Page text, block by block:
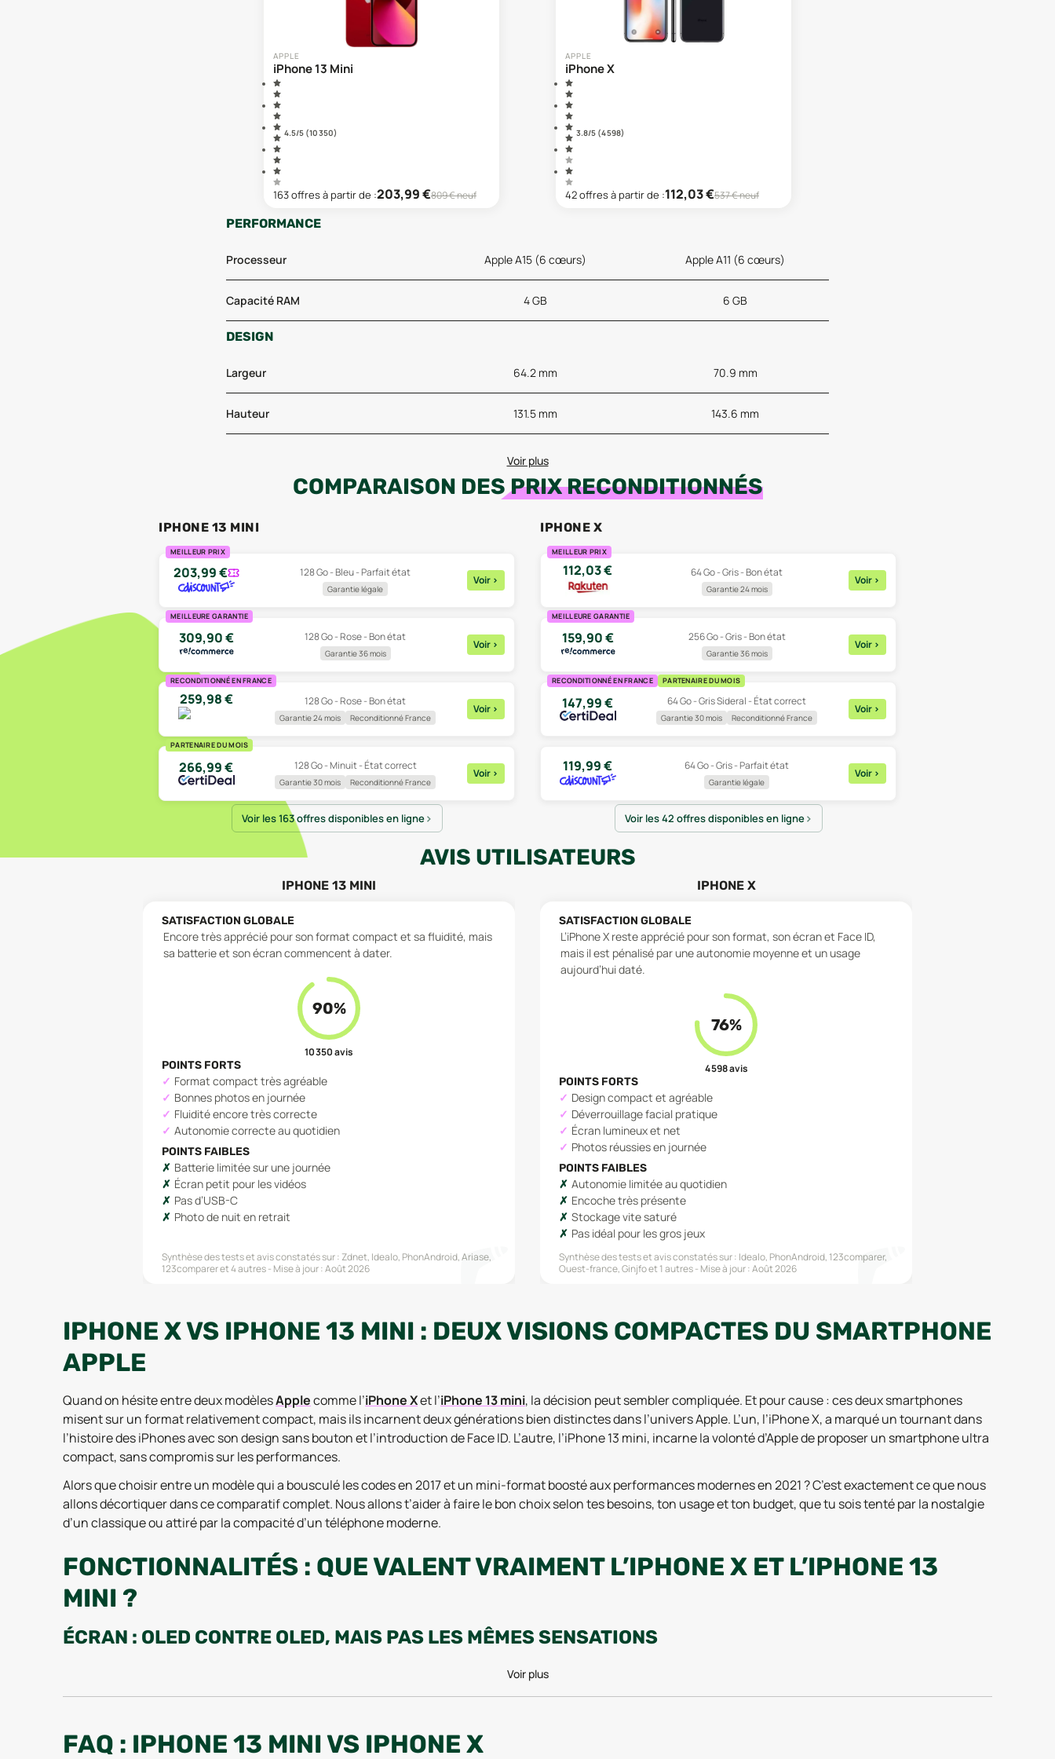
APPLE
iPhone 13 Mini
4.5/5 (10 350)
163offresà partir de :203,99€809€ neuf
APPLE
iPhone X
3.8/5 (4 598)
42offresà partir de :112,03€537€ neuf
PERFORMANCE
Processeur Apple A15 (6 cœurs) Apple A11 (6 cœurs)
Capacité RAM 4 GB 6 GB
DESIGN
Largeur 64.2 mm 70.9 mm
Hauteur 131.5 mm 143.6 mm
Voir plus
COMPARAISON DESPRIX RECONDITIONNÉS
IPHONE 13 MINI
MEILLEUR PRIX
203,99€ 128 Go - Bleu - Parfait état
Garantie légale
Voir >
MEILLEURE GARANTIE
309,90€ 128 Go - Rose - Bon état
Garantie 36 mois
Voir >
RECONDITIONNÉ EN FRANCE
259,98€ 128 Go - Rose - Bon état
Garantie 24 mois Reconditionné France
Voir >
PARTENAIRE DU MOIS
266,99€ 128 Go - Minuit - État correct
Garantie 30 mois Reconditionné France
Voir >
Voir les 163 offres disponibles en ligne
IPHONE X
MEILLEUR PRIX
112,03€ 64 Go - Gris - Bon état
Garantie 24 mois
Voir >
MEILLEURE GARANTIE
159,90€ 256 Go - Gris - Bon état
Garantie 36 mois
Voir >
RECONDITIONNÉ EN FRANCE PARTENAIRE DU MOIS
147,99€ 64 Go - Gris Sideral - État correct
Garantie 30 mois Reconditionné France
Voir >
119,99€ 64 Go - Gris - Parfait état
Garantie légale
Voir >
Voir les 42 offres disponibles en ligne
AVIS UTILISATEURS
IPHONE 13 MINI
SATISFACTION GLOBALE
Encore très apprécié pour son format compact et sa fluidité, mais
sa batterie et son écran commencent à dater.
90%
10 350avis
POINTS FORTS
Format compact très agréable
Bonnes photos en journée
Fluidité encore très correcte
Autonomie correcte au quotidien
POINTS FAIBLES
Batterie limitée sur une journée
Écran petit pour les vidéos
Pas d’USB-C
Photo de nuit en retrait
Synthèse des tests et avis constatés sur : Zdnet, Idealo, PhonAndroid, Ariase,
123compareret 4 autres Mise à jour :Août 2026
IPHONE X
SATISFACTION GLOBALE
L’iPhone X reste apprécié pour son format, son écran et Face ID,
mais il est pénalisé par une autonomie moyenne et un usage
aujourd’hui daté.
76%
4 598avis
POINTS FORTS
Design compact et agréable
Déverrouillage facial pratique
Écran lumineux et net
Photos réussies en journée
POINTS FAIBLES
Autonomie limitée au quotidien
Encoche très présente
Stockage vite saturé
Pas idéal pour les gros jeux
Synthèse des tests et avis constatés sur : Idealo, PhonAndroid, 123comparer,
Ouest-france, Ginjfoet 1 autres Mise à jour :Août 2026
IPHONE X VS IPHONE 13 MINI : DEUX VISIONS COMPACTES DU SMARTPHONE
APPLE
Quand on hésite entre deux modèlesApplecomme l’iPhone Xet l’iPhone 13 mini, la décision peut sembler compliquée. Et pour cause : ces deux smartphones
misent sur un format relativement compact, mais ils incarnent deux générations bien distinctes dans l’univers Apple. L’un, l’iPhone X, a marqué un tournant dans
l’histoire des iPhones avec son design sans bouton et l’introduction de Face ID. L’autre, l’iPhone 13 mini, incarne la volonté d’Apple de proposer un smartphone ultra
compact, sans compromis sur les performances.
Alors que choisir entre un modèle qui a bousculé les codes en 2017 et un mini-format boosté aux performances modernes en 2021 ? C’est exactement ce que nous
allons décortiquer dans ce comparatif complet. Nous allons t’aider à faire le bon choix selon tes besoins, ton usage et ton budget, que tu sois tenté par la nostalgie
d’un classique ou attiré par la compacité d’un téléphone moderne.
FONCTIONNALITÉS : QUE VALENT VRAIMENT L’IPHONE X ET L’IPHONE 13
MINI ?
ÉCRAN : OLED CONTRE OLED, MAIS PAS LES MÊMES SENSATIONS
Les deux modèles misent sur une dalle OLED, mais les différences se font vite sentir. L’iPhone X embarque un écran Super Retina de 5,8 pouces, quand l’iPhone 13
mini opte pour une version plus petite, à 5,4 pouces. Sur le papier, l’iPhone X semble offrir un confort visuel légèrement supérieur grâce à sa taille, mais en pratique,
Autre point : la compacité du 13 mini peut faire toute la différence pour les amateurs de format vraiment réduit, sans sacrifier la qualité d’affichage. L’iPhone X reste
agréable à utiliser, mais son design commence à accuser les années, avec des bordures un peu plus larges.
Voir plus
FAQ : IPHONE 13 MINI VS IPHONE X